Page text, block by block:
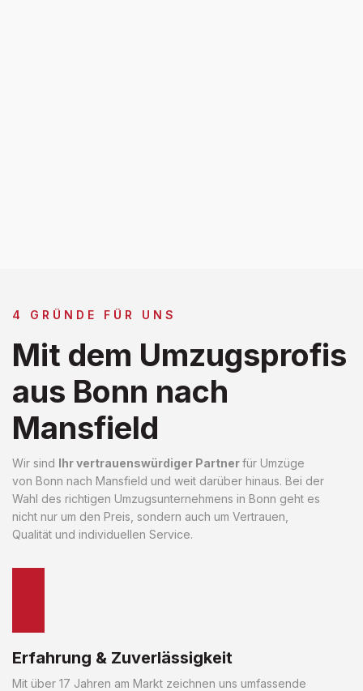
4 GRÜNDE FÜR UNS
Mit dem Umzugsprofis
aus Bonn nach
Mansfield
Wir sind Ihr vertrauenswürdiger Partnerfür Umzüge
von Bonn nach Mansfield und weit darüber hinaus. Bei der
Wahl des richtigen Umzugsunternehmens in Bonn geht es
nicht nur um den Preis, sondern auch um Vertrauen,
Qualität und individuellen Service.
Erfahrung & Zuverlässigkeit
Mit über 17 Jahren am Markt zeichnen uns umfassende